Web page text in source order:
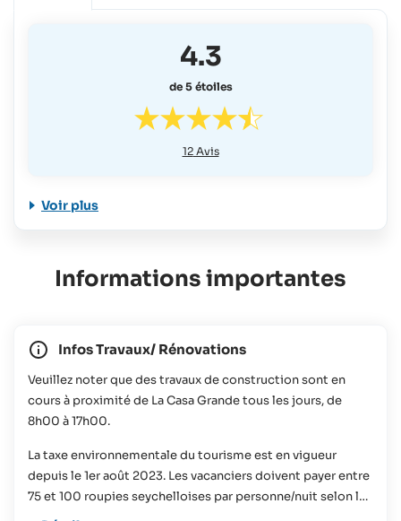
4.3
de 5 étoiles
12Avis
Voir plus
Informations importantes
Infos Travaux/ Rénovations
Veuillez noter que des travaux de construction sont en
cours à proximité de La Casa Grande tous les jours, de
8h00 à 17h00.
La taxe environnementale du tourisme est en vigueur
depuis le 1er août 2023. Les vacanciers doivent payer entre
75 et 100 roupies seychelloises par personne/nuit selon la
taille de l'hébergement réservé. Cette contribution sera